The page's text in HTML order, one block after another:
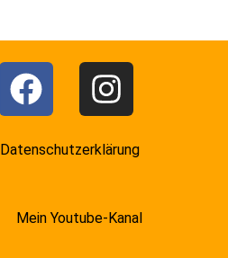
Datenschutzerklärung
Mein Youtube-Kanal